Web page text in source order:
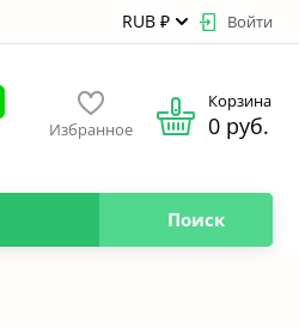
RUB ₽ Войти
Избранное
Корзина
0 руб.
Поиск